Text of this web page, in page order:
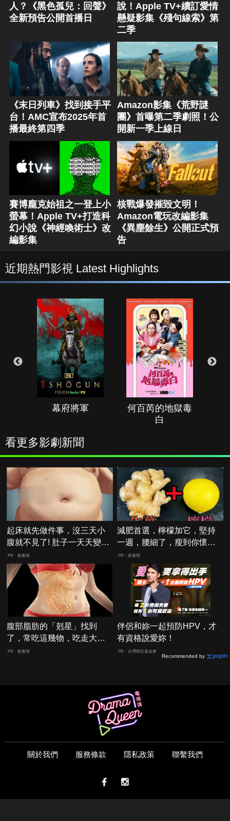
人？《黑色孤兒：回聲》
全新預告公開首播日
說！Apple TV+續訂愛情
懸疑影集《殘句線索》第
二季
《末日列車》找到接手平
台！AMC宣布2025年首
播最終第四季
Amazon影集《荒野謎
團》首曝第二季劇照！公
開新一季上線日
賽博龐克始祖之一登上小
螢幕！Apple TV+打造科
幻小說《神經喚術士》改
編影集
核戰爆發摧毀文明！
Amazon電玩改編影集
《異塵餘生》公開正式預
告
近期熱門影視 Latest Highlights
幕府將軍
何百芮的地獄毒
白
看更多影劇新聞
起床就先做件事，沒三天小
腹就不見了! 肚子一天天變
小！
PR・新素簡
減肥首選，檸檬加它，堅持
一週，腰細了，瘦到你懷疑
人生
PR・新素簡
腹部脂肪的「剋星」找到
了，常吃這幾物，吃走大肚
囊，瘦出小蠻腰
PR・新素簡
伴侶和妳一起預防HPV，才
有資格說愛妳！
PR・台灣癌症基金會
Recommended by
關於我們 服務條款 隱私政策 聯繫我們